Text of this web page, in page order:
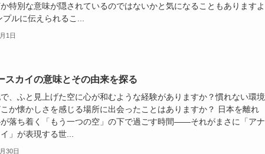
特別な意味が隠されているのではないかと気になることもありますよ
ルに伝えられるこ...
1日
スカイの意味とその由来を探る
、ふと見上げた空に心が和むような経験がありますか？慣れない環境
か懐かしさを感じる場所に出会ったことはありますか？ 日本を離れ
落ち着く「もう一つの空」の下で過ごす時間——それがまさに「アナ
」が表現する世...
30日